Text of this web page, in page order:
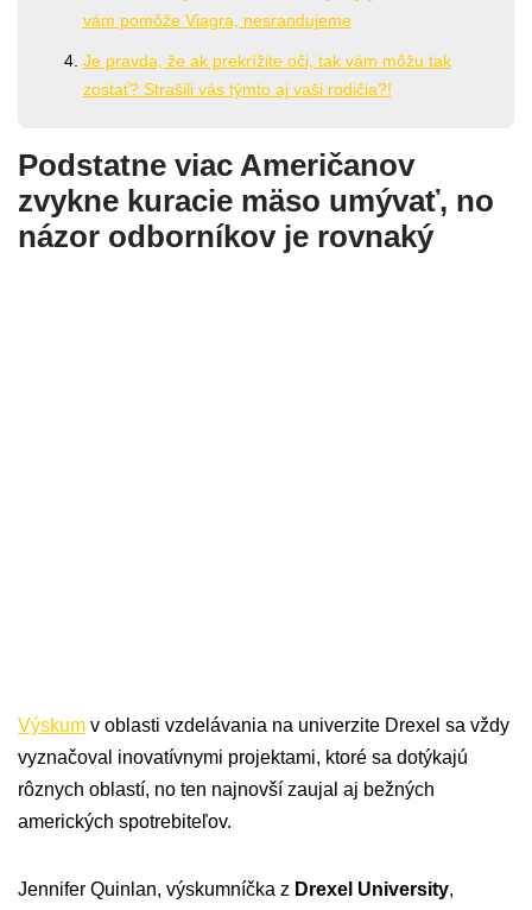
vám pomôže Viagra, nesrandujeme
Je pravda, že ak prekrížite oči, tak vám môžu tak
zostať? Strašili vás týmto aj vaši rodičia?!
Podstatne viac Američanov
zvykne kuracie mäso umývať, no
názor odborníkov je rovnaký
Výskum v oblasti vzdelávania na univerzite Drexel sa vždy
vyznačoval inovatívnymi projektami, ktoré sa dotýkajú
rôznych oblastí, no ten najnovší zaujal aj bežných
amerických spotrebiteľov.
Jennifer Quinlan, výskumníčka z Drexel University,